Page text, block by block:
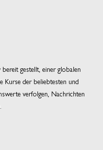
gestellt, einer globalen
Kurse der beliebtesten und
verfolgen, Nachrichten